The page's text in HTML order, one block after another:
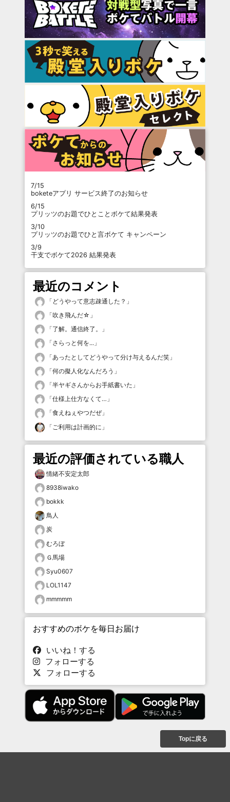
7/15
boketeアプリ サービス終了のお知らせ
6/15
プリッツのお題でひとことボケて結果発表
3/10
プリッツのお題でひと言ボケて キャンペーン
3/9
干支でボケて2026 結果発表
最近のコメント
「 どうやって意志疎通した？ 」
「吹き飛んだ☆ 」
「了解。通信終了。
」
「さらっと何を... 」
「あったとしてどうやって分け与えるんだ笑 」
「何の擬人化なんだろう 」
「半ヤギさんからお手紙書いた 」
「仕様上仕方なくて… 」
「食えねぇやつだぜ」
「 ご利用は計画的に 」
最近の評価されている職人
情緒不安定太郎
8938iwako
bokkk
鳥人
炭
むろぼ
Ｇ馬場
Syu0607
LOL1147
mmmmm
おすすめのボケを毎日お届け
いいね！する
フォローする
フォローする
Topに戻る